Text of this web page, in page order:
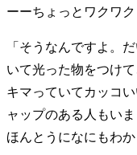
社会・カルチャー・マネー
地域とつながる/お金
ーーちょっとワクワク
「そうなんですよ。
いて光った物をつけ
キマっていてカッコ
ャップのある人もい
ほんとうになにもわ